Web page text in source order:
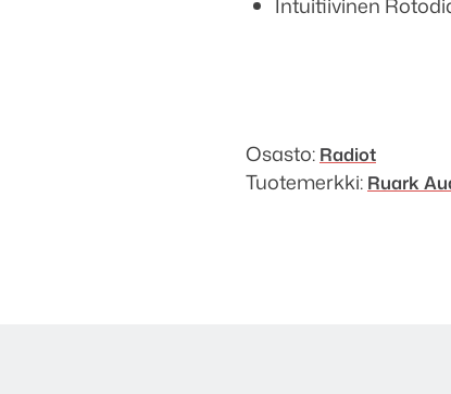
Intuitiivinen
Osasto: Radiot
Tuotemerkki: Ruark